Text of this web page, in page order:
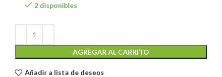
2 disponibles
AGREGAR AL CARRITO
Añadir a lista de deseos